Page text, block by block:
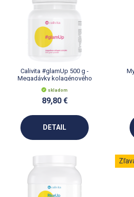
Calivita #glamUp 500 g -
Megadávky kolagénového
nápoja
skladom
89,80 €
DETAIL